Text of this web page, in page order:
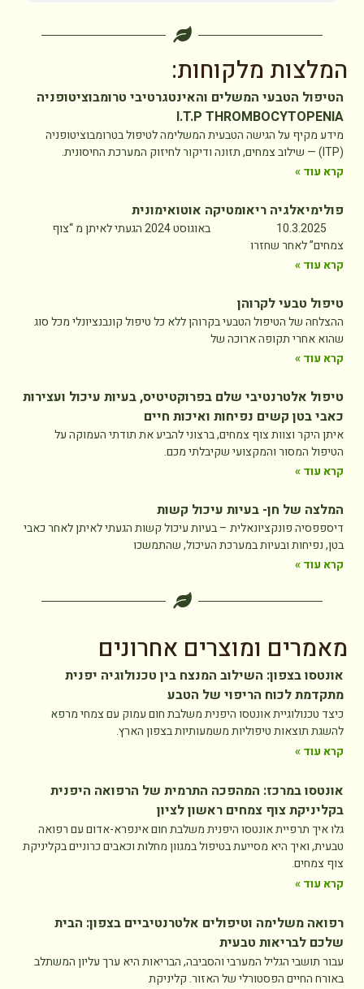
המלצות מלקוחות:
הטיפול הטבעי המשלים והאינטגרטיבי טרומבוציטופניה
I.T.P THROMBOCYTOPENIA
מידע מקיף על הגישה הטבעית המשלימה לטיפול בטרומבוציטופניה
(ITP) — שילוב צמחים, תזונה ודיקור לחיזוק המערכת החיסונית.
קרא עוד »
פולימיאלגיה ריאומטיקה אוטואימונית
10.3.2025 באוגוסט 2024 הגעתי לאיתן מ “צוף
צמחים” לאחר שחזרו
קרא עוד »
טיפול טבעי לקרוהן
ההצלחה של הטיפול הטבעי בקרוהן ללא כל טיפול קונבנציונלי מכל סוג
שהוא אחרי תקופה ארוכה של
קרא עוד »
טיפול אלטרנטיבי שלם בפרוקטיטיס, בעיות עיכול ועצירות
כאבי בטן קשים נפיחות ואיכות חיים
איתן היקר וצוות צוף צמחים, ברצוני להביע את תודתי העמוקה על
הטיפול המסור והמקצועי שקיבלתי מכם.
קרא עוד »
המלצה של חן- בעיות עיכול קשות
דיספפסיה פונקציונאלית – בעיות עיכול קשות הגעתי לאיתן לאחר כאבי
בטן, נפיחות ובעיות במערכת העיכול, שהתמשכו
קרא עוד »
מאמרים ומוצרים אחרונים
אונטסו בצפון: השילוב המנצח בין טכנולוגיה יפנית
מתקדמת לכוח הריפוי של הטבע
כיצד טכנולוגיית אונטסו היפנית משלבת חום עמוק עם צמחי מרפא
להשגת תוצאות טיפוליות משמעותיות בצפון הארץ.
קרא עוד »
אונטסו במרכז: המהפכה התרמית של הרפואה היפנית
בקליניקת צוף צמחים ראשון לציון
גלו איך תרפיית אונטסו היפנית משלבת חום אינפרא-אדום עם רפואה
טבעית, ואיך היא מסייעת בטיפול במגוון מחלות וכאבים כרוניים בקליניקת
צוף צמחים.
קרא עוד »
רפואה משלימה וטיפולים אלטרנטיביים בצפון: הבית
שלכם לבריאות טבעית
עבור תושבי הגליל המערבי והסביבה, הבריאות היא ערך עליון המשתלב
באורח החיים הפסטורלי של האזור. קליניקת